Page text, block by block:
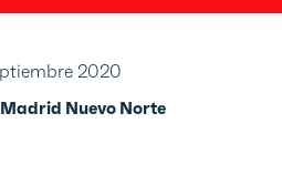
2020
Madrid Nuevo Norte